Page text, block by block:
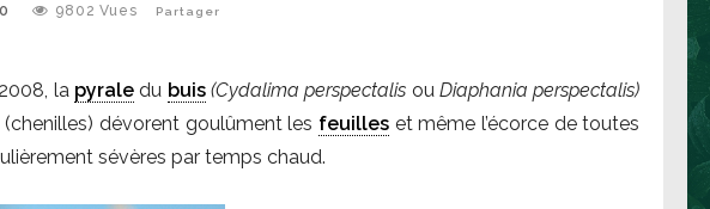
0 9802 Vues Partager
la pyraledu buis (Cydalima perspectalis ouDiaphania perspectalis)
dévorent goulûment les feuilles et même l’écorce de toutes
sévères par temps chaud.